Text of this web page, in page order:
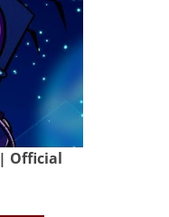
Official